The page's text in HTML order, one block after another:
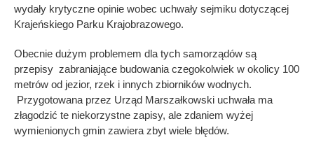
wydały krytyczne opinie wobec uchwały sejmiku dotyczącej
Krajeńskiego Parku Krajobrazowego.
Obecnie dużym problemem dla tych samorządów są
przepisy zabraniające budowania czegokolwiek w okolicy 100
metrów od jezior, rzek i innych zbiorników wodnych.
Przygotowana przez Urząd Marszałkowski uchwała ma
złagodzić te niekorzystne zapisy, ale zdaniem wyżej
wymienionych gmin zawiera zbyt wiele błędów.